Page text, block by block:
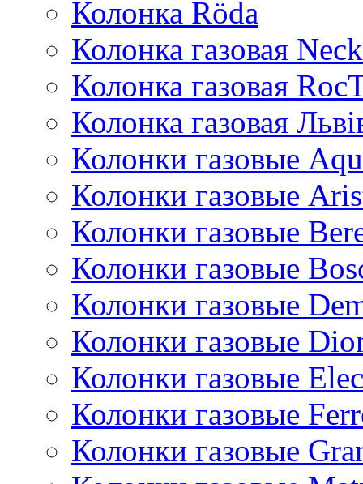
Колонка Rӧda
Колонка газовая
Колонка газовая
Колонка газовая
Колонки газовые
Колонки газовые
Колонки газовые
Колонки газовые
Колонки газовые
Колонки газовые
Колонки газовые
Колонки газовые
Колонки газовые